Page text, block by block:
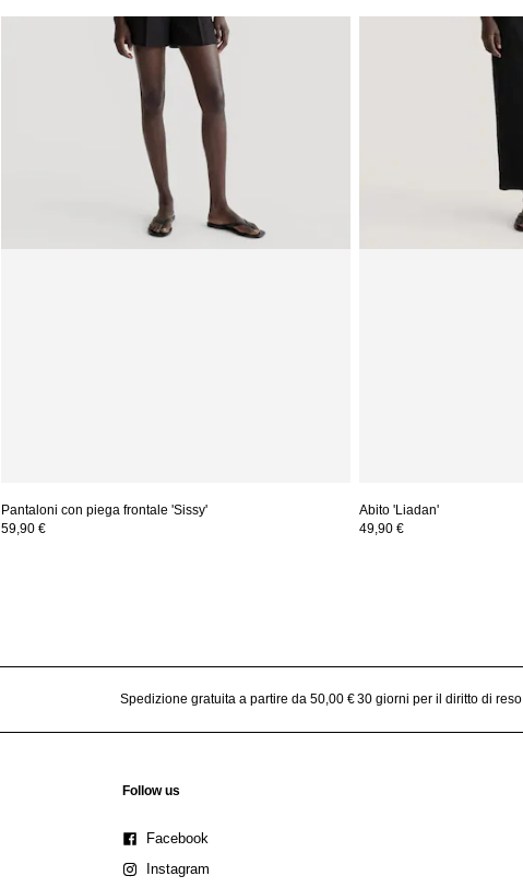
Pantaloni con piega frontale 'Sissy'
59,90 €
Abito 'Liadan'
49,90 €
Spedizione gratuita a partire da 50,00 €30 giorni per il diritto di reso
Follow us
Facebook
Instagram